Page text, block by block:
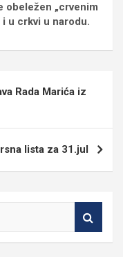
obeležen „crvenim
i u crkvi u narodu.
Rada Marića iz
lista za 31.jul